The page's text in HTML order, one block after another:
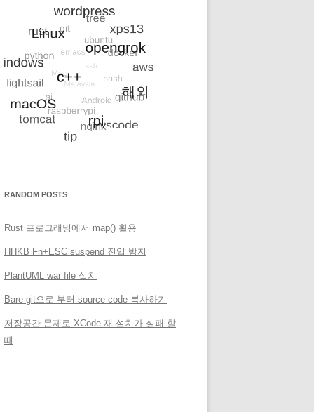
RANDOM POSTS
Rust 프로그래밍에서 map() 활용
HHKB Fn+ESC suspend 진입 방지
PlantUML war file 설치
Bare git으로 부터 source code 복사하기
저장공간 문제로 XCode 재 설치가 실패 할
때